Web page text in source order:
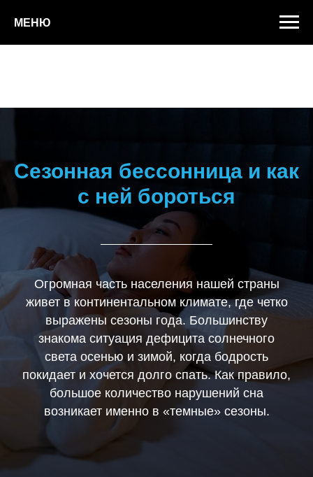
МЕНЮ
Сезонная бессонница и как
с ней бороться
Огромная часть населения нашей страны
живет в континентальном климате, где четко
выражены сезоны года. Большинству
знакома ситуация дефицита солнечного
света осенью и зимой, когда бодрость
покидает и хочется долго спать. Как правило,
большое количество нарушений сна
возникает именно в «темные» сезоны.